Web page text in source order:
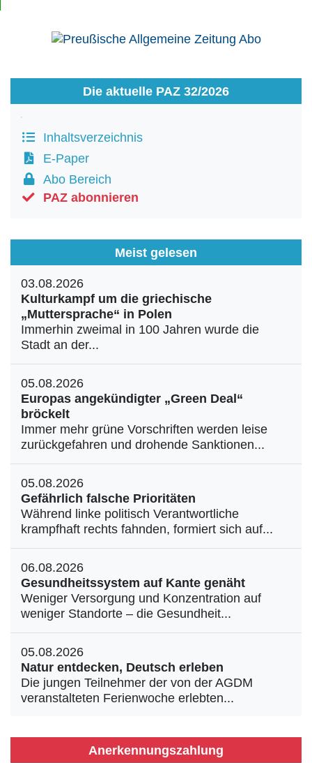
Die aktuelle PAZ 32/2026
Inhaltsverzeichnis
E-Paper
Abo Bereich
PAZ abonnieren
Meist gelesen
03.08.2026
Kulturkampf um die griechische
„Muttersprache“ in Polen
Immerhin zweimal in 100 Jahren wurde die
Stadt an der...
05.08.2026
Europas angekündigter „Green Deal“
bröckelt
Immer mehr grüne Vorschriften werden leise
zurückgefahren und drohende Sanktionen...
05.08.2026
Gefährlich falsche Prioritäten
Während linke politisch Verantwortliche
krampfhaft rechts fahnden, formiert sich auf...
06.08.2026
Gesundheitssystem auf Kante genäht
Weniger Versorgung und Konzentration auf
weniger Standorte – die Gesundheit...
05.08.2026
Natur entdecken, Deutsch erleben
Die jungen Teilnehmer der von der AGDM
veranstalteten Ferienwoche erlebten...
Anerkennungszahlung